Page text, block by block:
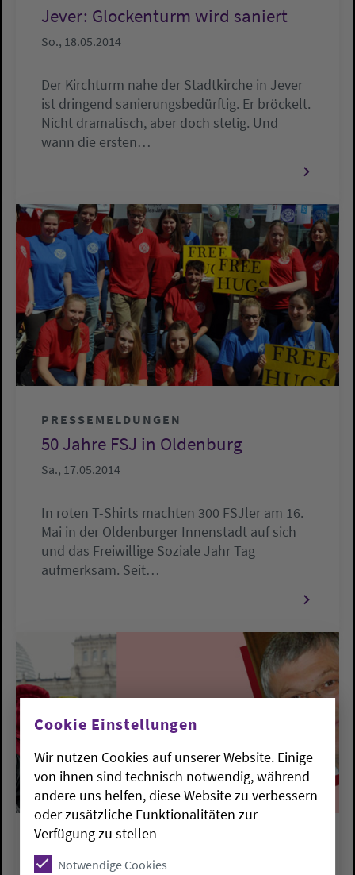
Jever: Glockenturm wird saniert
So., 18.05.2014
Der Kirchturm nahe der Stadtkirche in Jever
ist dringend sanierungsbedürftig. Er bröckelt.
Nicht dramatisch, aber doch stetig. Und
wann die ersten…
PRESSEMELDUNGEN
50 Jahre FSJ in Oldenburg
Sa., 17.05.2014
In roten T-Shirts machten 300 FSJler am 16.
Mai in der Oldenburger Innenstadt auf sich
und das Freiwillige Soziale Jahr Tag
aufmerksam. Seit…
PRESSEMELDUNGEN
Cookie Einstellungen
Wir nutzen Cookies auf unserer Website. Einige
von ihnen sind technisch notwendig, während
andere uns helfen, diese Website zu verbessern
oder zusätzliche Funktionalitäten zur
Verfügung zu stellen
Notwendige Cookies